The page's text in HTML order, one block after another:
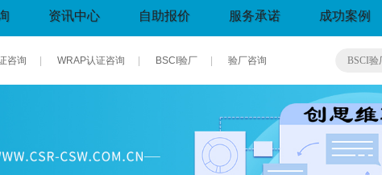
资讯中心 自助报价 服务承诺 成功案例
咨询 WRAP认证咨询 BSCI验厂 验厂咨询